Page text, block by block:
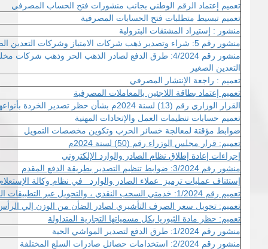
تعميم إعتماد الرقم الوطني بجانب منشورات فتح الحساب المصرفي
تعميم تبسيط متطلبات فتح الحسابات المصرفية
منشور : إستيراد المشتقات البترولية
منشور رقم 5: شراء وتصدير ذهب شركات الامتياز وشركات التعدين الصغير
منشور رقم 4/2024: طرق الدفع لصادر الذهب الحر وذهب
التعدين الصغير
تعميم : راجعة الإنتشار المصرفي
تعميم إعتماد بطاقة اللاجئين بالمعاملات المصرفية
القرار الوزاري رقم (13) لسنة 2024م بشأن حظر تصدير الخردة بأنواعها المختلفة
تعميم حسابات تنظيمات العمل والإتحادات المهنية
ضوابط مؤقتة لمعالجة خسائر الحرب وتكوين مخصصات التمويل
تعميم: قرار مجلس الوزراء رقم (50) لسنة 2024م
إجراءات إعادة إطلاق نظام الصادر والوارد الإلكتروني
منشور رقم 3/2024: ضوابط تنظيم التصدير بطريقة الدفع المقدم
إستئناف عمليات ترميز عملاء الصادر والوارد في نظام وكالة
تعميم رقم 1/2024: خدمتي السحب النقدي ، والتحويل عبر التطبيقات المصرفية
تعميم: تحويل سعر الصرف التأشيري لصادر الضأن من الوزن إلي
تعميم: حظر مادة الثيوريا بكل مسمياتها التجارية المتداولة
منشور رقم 1/2024: طرق الدفع لتصدير المواشي الحية
منشور رقم 2/2024: استخدامات حصائل صادرات السلع المختلفة